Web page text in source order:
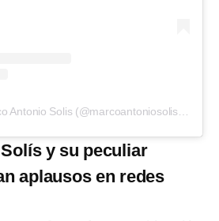
y su peculiar
aplausos en redes